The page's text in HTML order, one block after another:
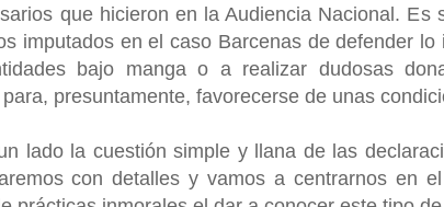
que hicieron en la Audiencia Nacional. Es
imputados en el caso Barcenas de defender lo
bajo manga o a realizar dudosas
presuntamente, favorecerse de unas
lado la cuestión simple y llana de las
con detalles y vamos a centrarnos en